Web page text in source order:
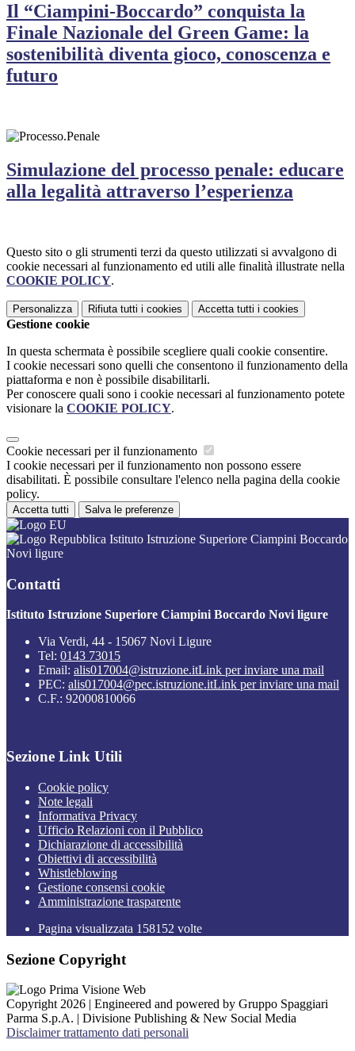
Il “Ciampini-Boccardo” conquista la
Finale Nazionale del Green Game: la
sostenibilità diventa gioco, conoscenza e
futuro
Simulazione del processo penale: educare
alla legalità attraverso l’esperienza
Questo sito o gli strumenti terzi da questo utilizzati si avvalgono di
cookie necessari al funzionamento ed utili alle finalità illustrate nella
COOKIE POLICY.
Personalizza Rifiuta tutti i cookies Accetta tutti i cookies
Gestione cookie
In questa schermata è possibile scegliere quali cookie consentire.
I cookie necessari sono quelli che consentono il funzionamento della
piattaforma e non è possibile disabilitarli.
Per conoscere quali sono i cookie necessari al funzionamento potete
visionare la COOKIE POLICY.
Cookie necessari per il funzionamento
I cookie necessari per il funzionamento non possono essere
disabilitati. È possibile consultare l'elenco nella pagina della cookie
policy.
Accetta tutti Salva le preferenze
Istituto Istruzione Superiore Ciampini Boccardo
Novi ligure
Contatti
Istituto Istruzione Superiore Ciampini Boccardo Novi ligure
Via Verdi, 44 - 15067 Novi Ligure
Tel: 0143 73015
Email: alis017004@istruzione.itLink per inviare una mail
PEC: alis017004@pec.istruzione.itLink per inviare una mail
C.F.: 92000810066
Sezione Link Utili
Cookie policy
Note legali
Informativa Privacy
Ufficio Relazioni con il Pubblico
Dichiarazione di accessibilità
Obiettivi di accessibilità
Whistleblowing
Gestione consensi cookie
Amministrazione trasparente
Pagina visualizzata 158152 volte
Sezione Copyright
Copyright 2026 | Engineered and powered by Gruppo Spaggiari
Parma S.p.A. | Divisione Publishing & New Social Media
Disclaimer trattamento dati personali